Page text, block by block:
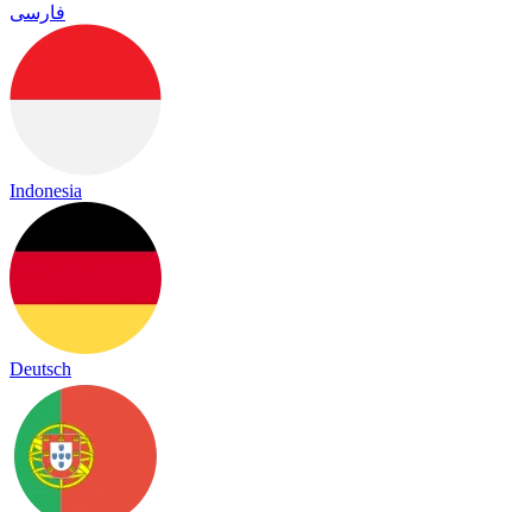
فارسی
Indonesia
Deutsch